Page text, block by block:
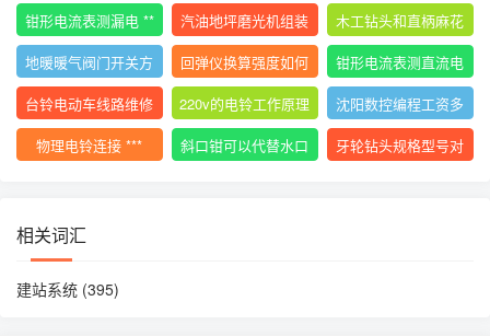
用计算公式
钳形电流表测漏电 **
*
汽油地坪磨光机组装
使用视频
木工钻头和直柄麻花
钻
地暖暖气阀门开关方
向图解视频
回弹仪换算强度如何
计算
钳形电流表测直流电
流的 ***
台铃电动车线路维修
技巧
220v的电铃工作原理
沈阳数控编程工资多
少
物理电铃连接 ***
斜口钳可以代替水口
牙轮钻头规格型号对
相关词汇
建站系统 (395)